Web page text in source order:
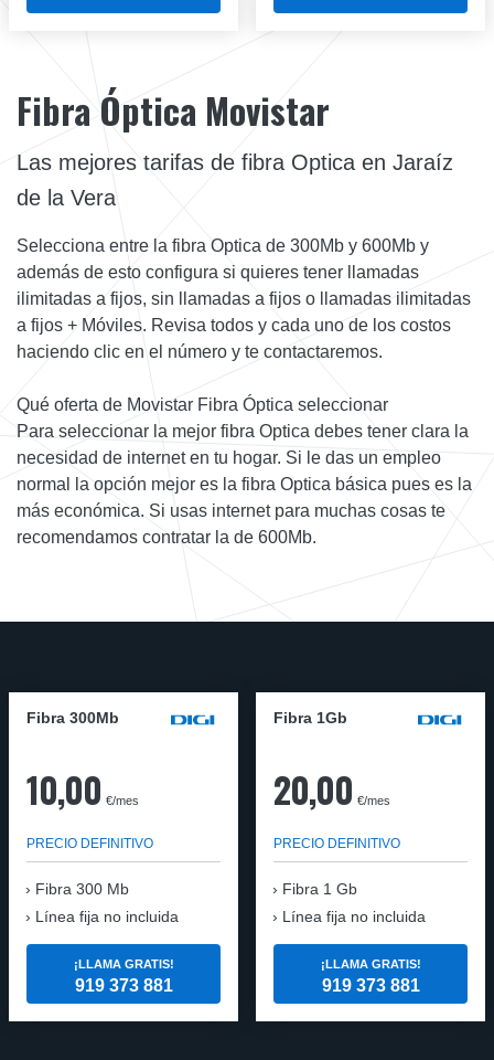
Fibra Óptica Movistar
Las mejores tarifas de fibra Optica en Jaraíz
de la Vera
Selecciona entre la fibra Optica de 300Mb y 600Mb y
además de esto configura si quieres tener llamadas
ilimitadas a fijos, sin llamadas a fijos o llamadas ilimitadas
a fijos + Móviles. Revisa todos y cada uno de los costos
haciendo clic en el número y te contactaremos.
Qué oferta de Movistar Fibra Óptica seleccionar
Para seleccionar la mejor fibra Optica debes tener clara la
necesidad de internet en tu hogar. Si le das un empleo
normal la opción mejor es la fibra Optica básica pues es la
más económica. Si usas internet para muchas cosas te
recomendamos contratar la de 600Mb.
Fibra 300Mb
10,00 €/mes
PRECIO DEFINITIVO
Fibra 300 Mb
Línea fija no incluida
¡LLAMA GRATIS!
919 373 881
Fibra 1Gb
20,00 €/mes
PRECIO DEFINITIVO
Fibra 1 Gb
Línea fija no incluida
¡LLAMA GRATIS!
919 373 881